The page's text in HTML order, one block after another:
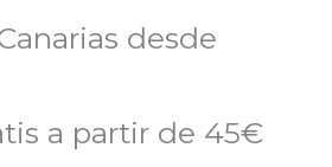
desde
a partir de 45€